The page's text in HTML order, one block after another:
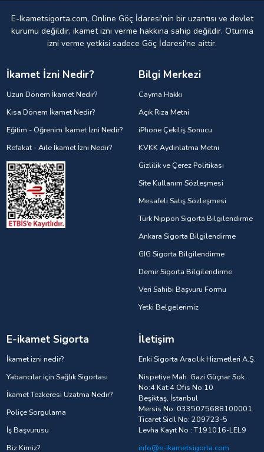
E-Ikametsigorta.com, Online Göç İdaresi'nin bir uzantısı ve devlet
kurumu değildir, ikamet izni verme hakkına sahip değildir. Oturma
izni verme yetkisi sadece Göç İdaresi'ne aittir.
İkamet İzni Nedir?
Uzun Dönem İkamet Nedir?
Kısa Dönem İkamet Nedir?
Eğitim - Öğrenim İkamet İzni Nedir?
Refakat - Aile İkamet İzni Nedir?
Bilgi Merkezi
Cayma Hakkı
Açık Rıza Metni
iPhone Çekiliş Sonucu
KVKK Aydınlatma Metni
Gizlilik ve Çerez Politikası
Site Kullanım Sözleşmesi
Mesafeli Satış Sözleşmesi
Türk Nippon Sigorta Bilgilendirme
Ankara Sigorta Bilgilendirme
GIG Sigorta Bilgilendirme
Demir Sigorta Bilgilendirme
Veri Sahibi Başvuru Formu
Yetki Belgelerimiz
E-ikamet Sigorta
İkamet izni nedir?
Yabancılar için Sağlık Sigortası
İkamet Tezkeresi Uzatma Nedir?
Poliçe Sorgulama
İş Başvurusu
Biz Kimiz?
İletişim
Enki Sigorta Aracılık Hizmetleri A.Ş.
Nispetiye Mah. Gazi Güçnar Sok.
No:4 Kat:4 Ofis No:10
Beşiktaş, İstanbul
Mersis No: 0335075688100001
Ticaret Sicil No: 209723-5
Levha Kayıt No : T191016-LEL9
info@e-ikametsigorta.com